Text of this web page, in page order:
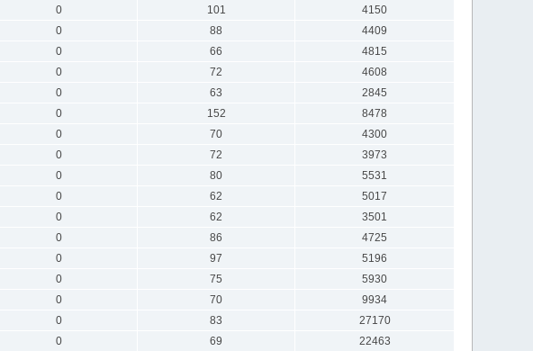
0 101
4150
0 88
4409
0 66
4815
0 72
4608
0 63
2845
0 152
8478
0 70
4300
0 72
3973
0 80
5531
0 62
5017
0 62
3501
0 86
4725
0 97
5196
0 75
5930
0 70
9934
0 83
27170
0 69
22463